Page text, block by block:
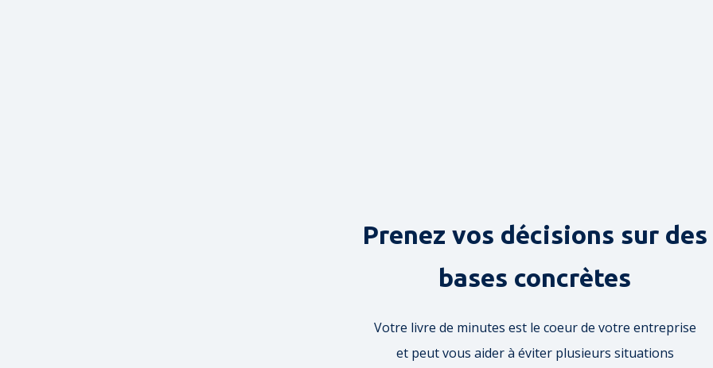
Prenez vos décisions sur des
bases concrètes
Votre livre de minutes est le coeur de votre entreprise
et peut vous aider à éviter plusieurs situations